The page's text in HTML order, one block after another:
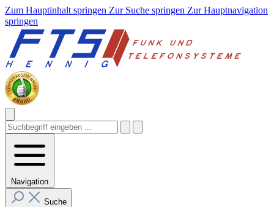
Zum Hauptinhalt springen Zur Suche springen Zur Hauptnavigation
springen
Navigation
Suche